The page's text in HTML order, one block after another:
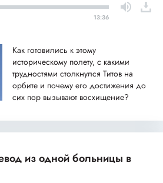
13:36
Как готовились к этому
историческому полету, с какими
трудностями столкнулся Титов на
орбите и почему его достижения до
сих пор вызывают восхищение?
из одной больницы в